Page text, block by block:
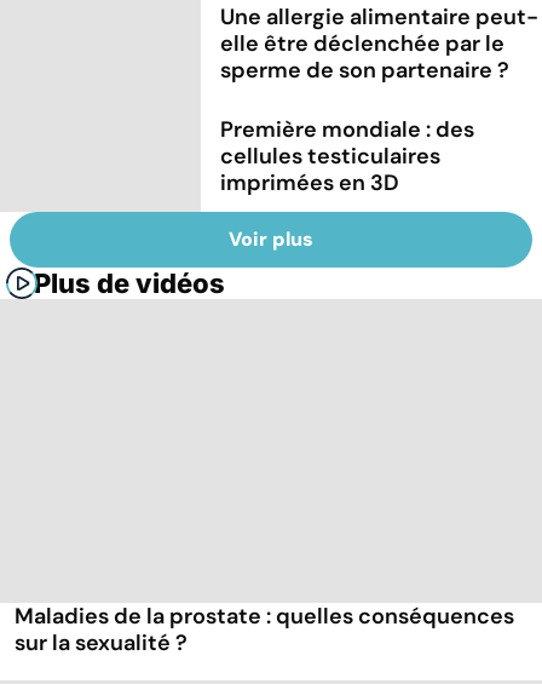
Une allergie alimentaire peut-
elle être déclenchée par le
sperme de son partenaire ?
Première mondiale : des
cellules testiculaires
imprimées en 3D
Voir plus
Plus de vidéos
Maladies de la prostate : quelles conséquences
sur la sexualité ?